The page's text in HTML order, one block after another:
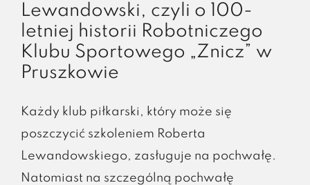
Lewandowski, czyli o 100-
letniej historii Robotniczego
Klubu Sportowego „Znicz” w
Pruszkowie
Każdy klub piłkarski, który może się
poszczycić szkoleniem Roberta
Lewandowskiego, zasługuje na pochwałę.
Natomiast na szczególną pochwałę